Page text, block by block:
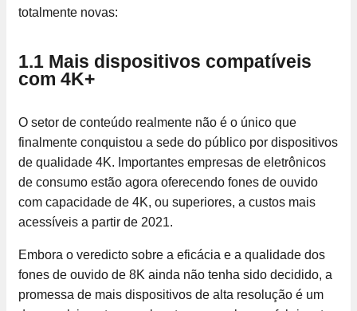
totalmente novas:
1.1 Mais dispositivos compatíveis
com 4K+
O setor de conteúdo realmente não é o único que
finalmente conquistou a sede do público por dispositivos
de qualidade 4K. Importantes empresas de eletrônicos
de consumo estão agora oferecendo fones de ouvido
com capacidade de 4K, ou superiores, a custos mais
acessíveis a partir de 2021.
Embora o veredicto sobre a eficácia e a qualidade dos
fones de ouvido de 8K ainda não tenha sido decidido, a
promessa de mais dispositivos de alta resolução é um